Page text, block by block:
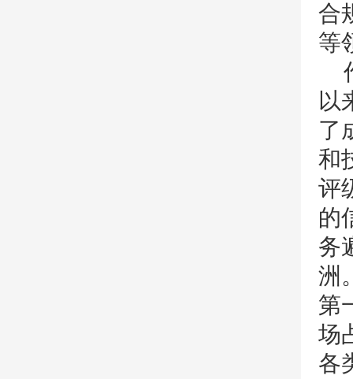
合
等
以
了
和
评
的
务
洲
第
场
各